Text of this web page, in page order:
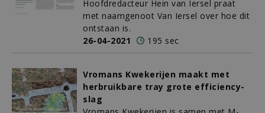
Hoofdredacteur Hein van Iersel praat
met naamgenoot Van Iersel over hoe dit
ontstaan is.
26-04-2021
195 sec
Vromans Kwekerijen maakt met
herbruikbare tray grote efficiency-
slag